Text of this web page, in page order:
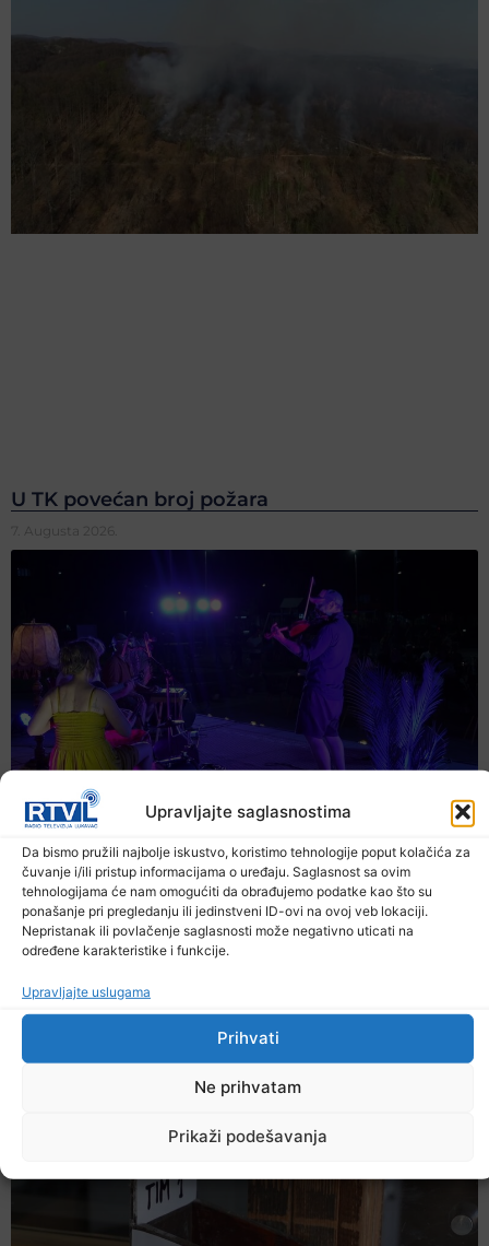
Upravljajte saglasnostima
Da bismo pružili najbolje iskustvo, koristimo tehnologije poput kolačića za
čuvanje i/ili pristup informacijama o uređaju. Saglasnost sa ovim
tehnologijama će nam omogućiti da obrađujemo podatke kao što su
ponašanje pri pregledanju ili jedinstveni ID-ovi na ovoj veb lokaciji.
Nepristanak ili povlačenje saglasnosti može negativno uticati na
određene karakteristike i funkcije.
Upravljajte uslugama
Prihvati
Ne prihvatam
Prikaži podešavanja
U TK povećan broj požara
7. Augusta 2026.
Večer jazza drugačijeg zvuka